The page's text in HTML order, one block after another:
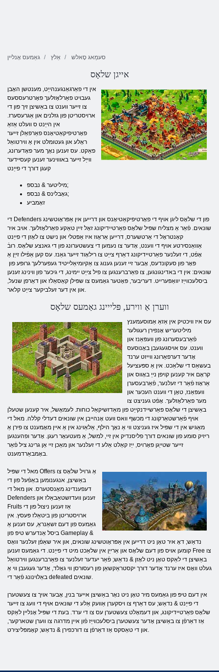
גאַמעס אָנליין אַלץ סעמַאג סָאלש
אייגן שלאָס
אין די פאַרגאַנגענהייַט, מענטשן האָבן
געבויט פאַרלאָזלעך פאָרטרעססעס
צו זייער ווענט צו באַשיצן זיך פון די
ארויסטריטן פון גזלנים און אַגרעסערז.
אין הייַנט ס וועלט אַזאַ
פאָרטיפיקאַטיאָנס פאַרפאַלן זייער
ראָלע און געטומלט אין אַ ווירטואַל
פאַקט. עס זענען נאָך מער פאָדערונג,
ווייַל זייער באוווינער זענען קעסיידער
קעגן דורך די פייַנט
מיליטער & נבספּ;
גאָבלינס & נבספּ;
זאָמביע
די Defenders פון די שלאָס ליגן אויף די פאָרטיפיקאַטיאָנס און דרייען אין אַפּראָוטשינג
שונאים. פֿאַר אַ מצליח שפּיל שלאָס פאַרטיידיקונג זאָל זיין טאַקע פאַרלאָזלעך. אויב איר
קאָנטראָל די אַרטשערס, דרייען אַראָוז איז אַפּטלי און נישט צו לאָזן די פייַנט
אַוואַנסירטע אויף די ווענט, אָדער צו נעמען די צעשטערונג פון די גאנצע שלאָס. רובֿ
אָפֿט, די זעלנער פאַרטיידיקונג דאַרף צייַט צו רילאָוד זייער גאַנז. עס קען אַפֿילו זייַן אַ
פּאָר פון סעקונדעס, אָבער זיי זענען גענוג צו אַקיומיאַלייטיד געפערלעך גרופּע פון ​​
שונאים: אין די באדינגונגען, צו פאַרברענגען צו פיל צייַט יימינג, די גיכער פון ווינינג זענען
ביסלעכווייַז יוואַפּערייט. דעריבער, פּאָטער גאַמעס צו שפּילן קאַסאַלז און דאַרפן שנעל,
און אין דער זעלביקער צייַט קלאר.
ווערן אַ ווירע, פּלייינג גאַמעס שלאָס
עס איז וויכטיק אין אַזאַ אַמוסעמענץ
מיליטעריש אָנפירן רעגולער
פֿאַרבעסערונג פון וועפּאַנז און
ווענט. עס אויסגעגעבן באָנוסעס
אָדער דערפאַרונג ווייזט ערנד
בעשאַס די שלאַכט. אין אַ ספּעציעל
קראָם איר קענען קויפן נייַ באָווס און
אַראָוז פֿאַר די זעלנער, פֿאַרבעסערן
וועפּאַנז, טאָן די ווענט העכער און
מער פאַרלאָזלעך. אָפֿט געניצט צו
באַשיצן די שלאָס פאַרשיידנקייַט פון מאַדזשיקאַל כוחות. לעמאָשל, איר קענען שטעלן
אויף פֿאַרשטאַרקונג די מכשף וואס וועט אָנהייבן אין שונאים דעדלי קללה. מאל די
מאַגיש אין די שפּיל איז געניצט ווי אַ נאָך הילף, אַלאַוינג אין אַ איין מאָמענט צו פירן אַ
ריזיק סומע פון ​​שונאים דורך פליסנדיק אין זיי, למשל, אַ מעטעאָר רעגן. אָדער ופהענגען
זייער שטייַגן פאָרויס, ייַז קאַלט אַלע די זעלנער און מאַכן זיי אַן גרינג ציל פֿאַר
באָמבאַרדמענט.
מאל די שפּיל Offers אַ גרויל שלאָס צו
באַשיצן, אנגענומען באַפֿעל פון די
דעפענדינג מאָנסטערס. און מאל די
Defenders זענען וועדזשטאַבאַלז און
Fruits אַז זענען ניצול פון די
ארויסטריטן פון ביטאַלז פּעסץ. אין
גאַמעס פון דעם זשאַנראַ, עס זענען אַ
ביסל אַנדערש טיפּ פון Gameplay &
נדאַש; דאָ איר טאָן ניט דרייען אין אַפּראָוטשינג שונאים, און איר שאַפֿן זעלנער וואָס
קומען אויס פון דעם שלאָס און אַרייַן אין שלאַכט מיט די פייַנט. די גאַמעס זענען Free צו
באַשיצן די לאַקס טאָן ניט לאָזן & נדאַש; פֿאַר יעדער זעלנער צו פאַרברענגען ווירטואַל
געלט וואָס איז ערנד אָדער דורך יקסטראַקשאַן פון רעסורסן ווי גאָלד, אָדער געגעבן ווי אַ
באַלוינונג פֿאַר די defeated שונאים.
אין דעם טיפּ פון גאַמעס מיר טאָן ניט נאָר באַשיצן אייער בנין, אָבער אויך צו צעשטערן
די פייַנט & נדאַש; עס דאַרף צו ויסקערן אַוועק אַלע די שונאים אויף די וועג צו זייער
שלאָס פאַרטיידיקונג, און דעמאָלט צעשטערן עס צו די ערד. בעת די שפּיל אָנליין לאַקס
אַז דאַרפֿן צו באַשיצן אָדער צעשטערן ביסלעכווייַז פֿון איין מדרגה צו ווערן שטארקער,
און די טאַסקס אַז דאַרפֿן צו דורכפירן & נדאַש; קאָמפּליצירט.